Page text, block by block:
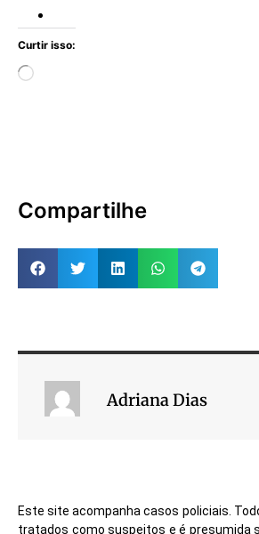
Curtir isso:
Compartilhe
Adriana Dias
Este site acompanha casos policiais.
tratados como suspeitos e é presumida